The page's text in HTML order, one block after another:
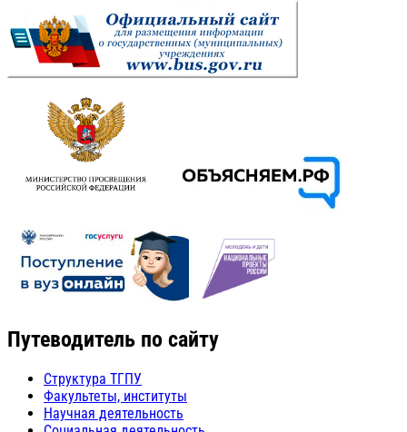
Путеводитель по сайту
Структура ТГПУ
Факультеты, институты
Научная деятельность